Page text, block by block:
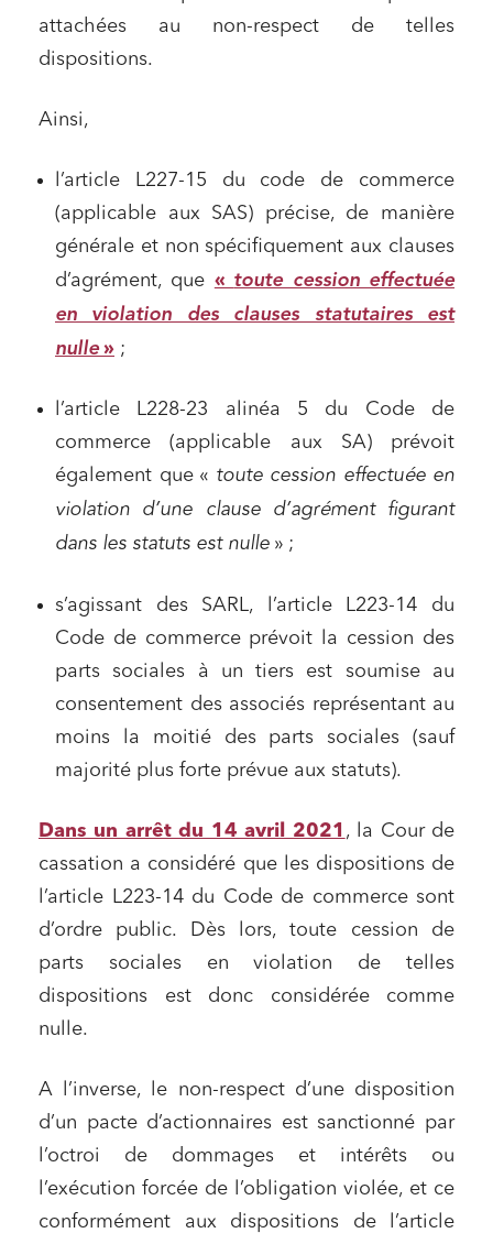
attachées au non-respect de telles
dispositions.
Ainsi,
l’article L227-15 du code de commerce
(applicable aux SAS) précise, de manière
générale et non spécifiquement aux clauses
d’agrément, que « toute cession effectuée
en violation des clauses statutaires est
nulle» ;
l’article L228-23 alinéa 5 du Code de
commerce (applicable aux SA) prévoit
également que « toute cession effectuée en
violation d’une clause d’agrément figurant
dans les statuts est nulle » ;
s’agissant des SARL, l’article L223-14 du
Code de commerce prévoit la cession des
parts sociales à un tiers est soumise au
consentement des associés représentant au
moins la moitié des parts sociales (sauf
majorité plus forte prévue aux statuts).
Dans un arrêt du 14 avril 2021 , la Cour de
cassation a considéré que les dispositions de
l’article L223-14 du Code de commerce sont
d’ordre public. Dès lors, toute cession de
parts sociales en violation de telles
dispositions est donc considérée comme
nulle.
A l’inverse, le non-respect d’une disposition
d’un pacte d’actionnaires est sanctionné par
l’octroi de dommages et intérêts ou
l’exécution forcée de l’obligation violée, et ce
conformément aux dispositions de l’article
Relations commerciales et contrats